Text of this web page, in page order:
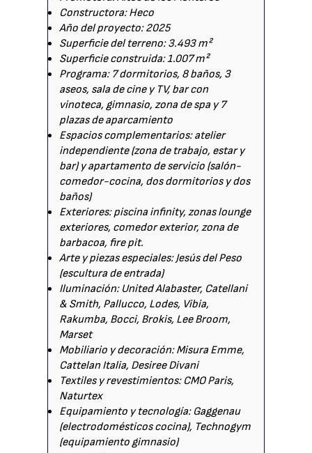
Constructora: Heco
Año del proyecto: 2025
Superficie del terreno: 3.493 m²
Superficie construida: 1.007 m²
Programa: 7 dormitorios, 8 baños, 3
aseos, sala de cine y TV, bar con
vinoteca, gimnasio, zona de spa y 7
plazas de aparcamiento
Espacios complementarios: atelier
independiente (zona de trabajo, estar y
bar) y apartamento de servicio (salón-
comedor-cocina, dos dormitorios y dos
baños)
Exteriores: piscina infinity, zonas lounge
exteriores, comedor exterior, zona de
barbacoa, fire pit.
Arte y piezas especiales: Jesús del Peso
(escultura de entrada)
Iluminación: United Alabaster, Catellani
& Smith, Pallucco, Lodes, Vibia,
Rakumba, Bocci, Brokis, Lee Broom,
Marset
Mobiliario y decoración: Misura Emme,
Cattelan Italia, Desiree Divani
Textiles y revestimientos: CMO Paris,
Naturtex
Equipamiento y tecnología: Gaggenau
(electrodomésticos cocina), Technogym
(equipamiento gimnasio)